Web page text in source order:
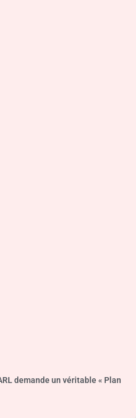
demande un véritable « Plan